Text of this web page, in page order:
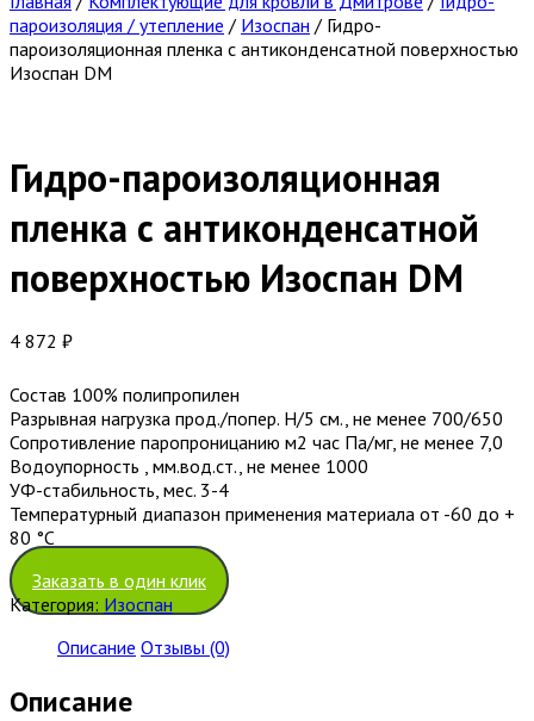
пароизоляция / утепление / Изоспан / Гидро-
пароизоляционная пленка с антиконденсатной поверхностью
Изоспан DM
Гидро-пароизоляционная
пленка с антиконденсатной
поверхностью Изоспан DM
4 872 ₽
Состав 100% полипропилен
Разрывная нагрузка прод./попер. Н/5 см., не менее 700/650
Сопротивление паропроницанию м2 час Па/мг, не менее 7,0
Водоупорность , мм.вод.ст., не менее 1000
УФ-стабильность, мес. 3-4
Температурный диапазон применения материала от -60 до +
80 °С
Заказать в один клик
Категория: Изоспан
Описание Отзывы (0)
Описание